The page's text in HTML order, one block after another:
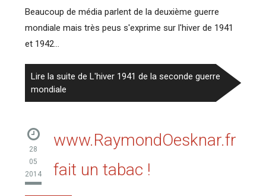
Beaucoup de média parlent de la deuxième guerre
mondiale mais très peus s'exprime sur l'hiver de 1941
et 1942...
Lire la suite de L'hiver 1941 de la seconde guerre
mondiale
28
05
2014
www.RaymondOesknar.fr
fait un tabac !